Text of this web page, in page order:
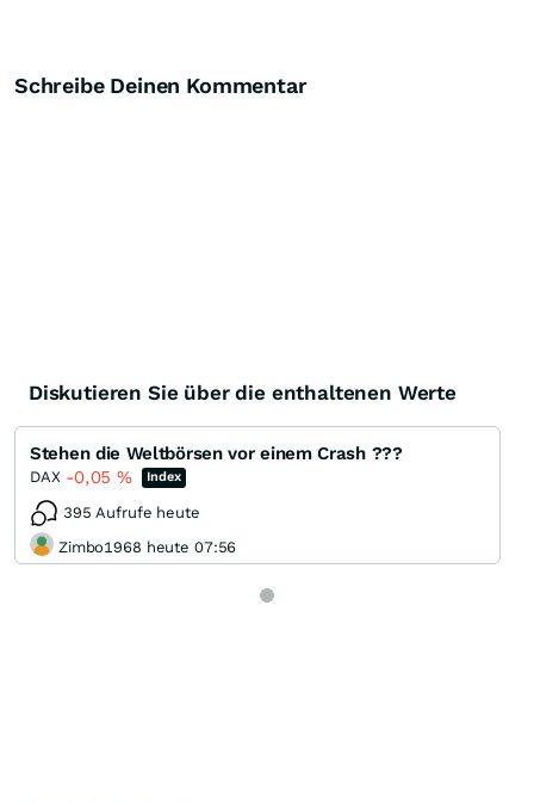
Schreibe Deinen Kommentar
Diskutieren Sie über die enthaltenen Werte
Stehen die Weltbörsen vor einem Crash ???
DAX -0,05 % Index
395 Aufrufe heute
Zimbo1968 heute 07:56